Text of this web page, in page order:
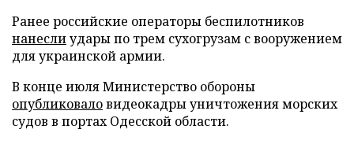
Ранее российские операторы беспилотников
нанеслиудары по трем сухогрузам с вооружением
для украинской армии.
В конце июля Министерство обороны
опубликоваловидеокадры уничтожения морских
судов в портах Одесской области.